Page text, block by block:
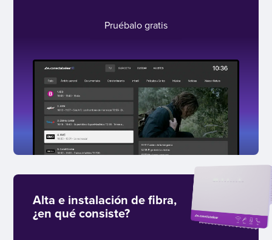
Pruébalo gratis
Alta e instalación de fibra,
¿en qué consiste?